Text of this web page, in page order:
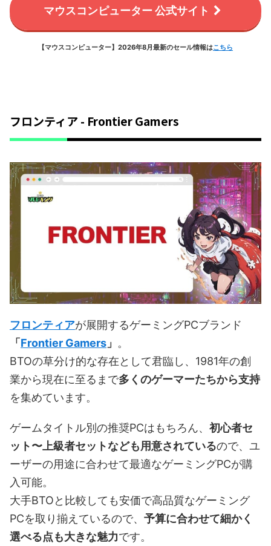
マウスコンピューター 公式サイト
【マウスコンピューター】2026年8月最新のセール情報はこちら
フロンティア - Frontier Gamers
フロンティアが展開するゲーミングPCブランド
「Frontier Gamers 」 。
BTOの草分け的な存在として君臨し、1981年の創
業から現在に至るまで多くのゲーマーたちから支持
を集めています。
ゲームタイトル別の推奨PCはもちろん、 初心者セ
ット〜上級者セットなども用意されているので、ユ
ーザーの用途に合わせて最適なゲーミングPCが購
入可能。
大手BTOと比較しても安価で高品質なゲーミング
PCを取り揃えているので、 予算に合わせて細かく
選べる点も大きな魅力です。